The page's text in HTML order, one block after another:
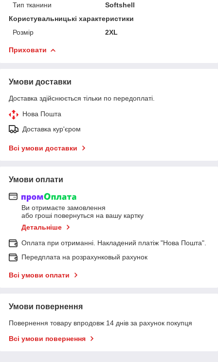
Тип тканини
Softshell
Користувальницькі характеристики
Розмір
2XL
Приховати
Умови доставки
Доставка здійснюється тільки по передоплаті.
Нова Пошта
Доставка кур'єром
Всі умови доставки
Умови оплати
Ви отримаєте замовлення
або гроші повернуться на вашу картку
Детальніше
Оплата при отриманні. Накладений платіж "Нова Пошта".
Передплата на розрахунковый рахунок
Всі умови оплати
Умови повернення
Повернення товару впродовж 14 днів за рахунок покупця
Всі умови повернення